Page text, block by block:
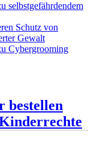
selbstgefährdendem
Schutz von
Gewalt
Cybergrooming
bestellen